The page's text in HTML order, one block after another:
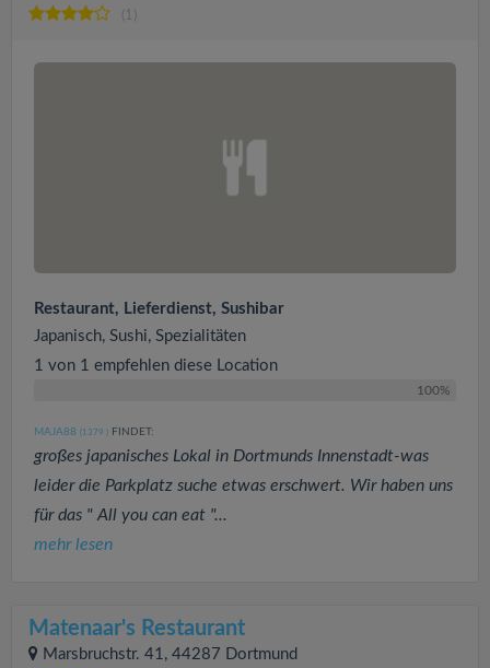
(1)
Restaurant, Lieferdienst, Sushibar
Japanisch, Sushi, Spezialitäten
1 von 1 empfehlen diese Location
100%
MAJA88 (1379 ) FINDET:
großes japanisches Lokal in Dortmunds Innenstadt-was
leider die Parkplatz suche etwas erschwert. Wir haben uns
für das " All you can eat "...
mehr lesen
Matenaar's Restaurant
Marsbruchstr. 41, 44287 Dortmund